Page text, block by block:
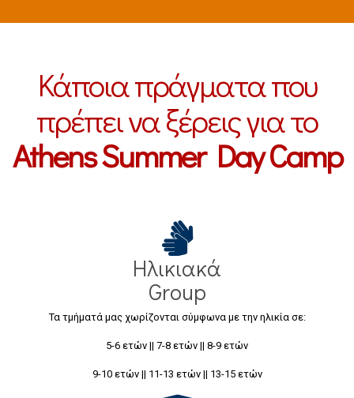
Κάποια πράγματα που
πρέπει να ξέρεις για το
Athens Summer Day Camp
Ηλικιακά
Group
Τα τμήματά μας χωρίζονται σύμφωνα με την ηλικία σε:
5-6 ετών || 7-8 ετών || 8-9 ετών
9-10 ετών || 11-13 ετών || 13-15 ετών